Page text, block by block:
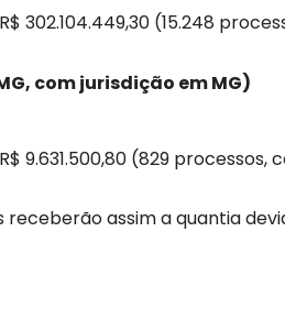
302.104.449,30 (15.248
com jurisdição em MG)
9.631.500,80 (829 processos,
receberão assim a quantia